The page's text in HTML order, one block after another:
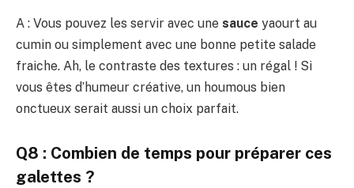
A : Vous pouvez les servir avec une sauce yaourt au
cumin ou simplement avec une bonne petite salade
fraiche. Ah, le contraste des textures : un régal ! Si
vous êtes d’humeur créative, un houmous bien
onctueux serait aussi un choix parfait.
Q8 : Combien de temps pour préparer ces
galettes ?